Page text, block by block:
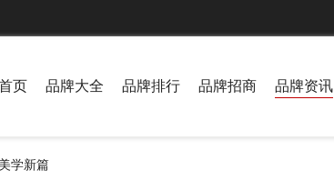
页 品牌大全 品牌排行 品牌招商 品牌资讯
学新篇